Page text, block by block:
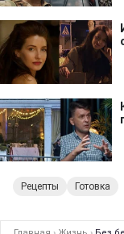
Рецепты Готовка